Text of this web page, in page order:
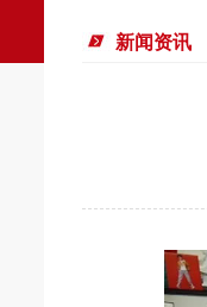
新闻资讯